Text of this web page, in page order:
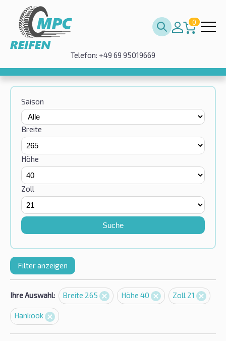
0
Telefon: +49 69 95019669
Saison
Breite
Höhe
Zoll
Suche
Filter anzeigen
Ihre Auswahl: Breite 265 Höhe 40 Zoll 21
Hankook